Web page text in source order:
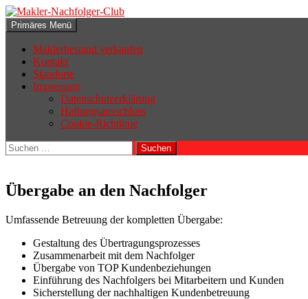
Zum
Inhalt
springen
Makler-Nachfolger-Club
Suchen
Primäres Menü
Maklerbestand verkaufen
Kontakt
Standorte
Impressum
Datenschutzerklärung
Haftungsausschluss
Cookie-Richtlinie
Suchen
nach:
Übergabe an den Nachfolger
Umfassende Betreuung der kompletten Übergabe:
Gestaltung des Übertragungsprozesses
Zusammenarbeit mit dem Nachfolger
Übergabe von TOP Kundenbeziehungen
Einführung des Nachfolgers bei Mitarbeitern und Kunden
Sicherstellung der nachhaltigen Kundenbetreuung